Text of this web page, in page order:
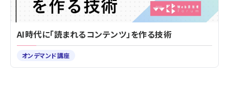
AI時代に「読まれるコンテンツ」を作る技術
オンデマンド講座